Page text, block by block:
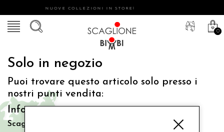
NUOVE COLLEZIONI IN STORE!
0
Solo in negozio
Puoi trovare questo articolo solo presso i
nostri punti vendita:
Info contatti
Scaglione Bimbi di Iacono Maria Angela